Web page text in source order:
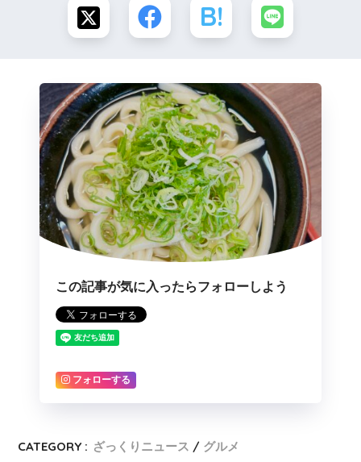
この記事が気に入ったらフォローしよう
フォローする
CATEGORY : ざっくりニュース グルメ